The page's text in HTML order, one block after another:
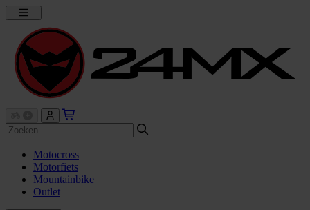
Motocross
Motorfiets
Mountainbike
Outlet